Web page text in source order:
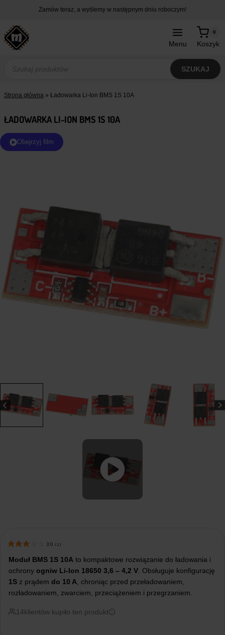
treści
Zamów teraz, a wyślemy w następnym dniu roboczym!
Menu Koszyk
0
produktów
SZUKAJ
Strona główna » Ładowarka Li-Ion BMS 1S 10A
ŁADOWARKA LI-ION BMS 1S 10A
Obejrzyj film
3.0 ( 2 )
Moduł BMS 1S 10A to kompaktowe rozwiązanie do ładowania i
ochrony ogniw Li-Ion 18650 3,6 – 4,2 V . Obsługuje konfigurację
1S z prądem do 10 A , chroniąc przed przeładowaniem,
rozładowaniem, zwarciem, przeciążeniem i przegrzaniem.
14klientów kupiło ten produkt